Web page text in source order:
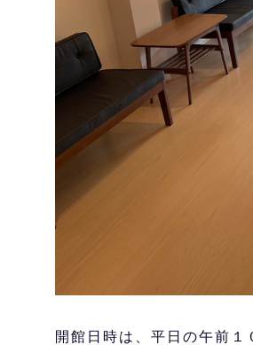
開館日時は、平日の午前